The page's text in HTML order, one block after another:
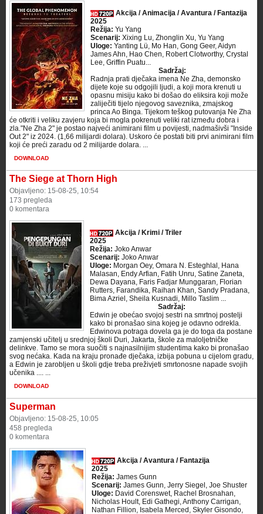
Akcija / Animacija / Avantura / Fantazija
2025
Režija: Yu Yang
Scenarij: Xixing Lu, Zhonglin Xu, Yu Yang
Uloge: Yanting Lü, Mo Han, Gong Geer, Aidyn
James Ahn, Hao Chen, Robert Clotworthy, Crystal
Lee, Griffin Puatu...
Sadržaj:
Radnja prati dječaka imena Ne Zha, demonsko
dijete koje su odgojili ljudi, a koji mora krenuti u
opasnu misiju kako bi došao do eliksira koji može
zaliječiti tijelo njegovog saveznika, zmajskog
princa Ao Binga. Tijekom teškog putovanja Ne Zha
će otkriti i veliku zavjeru koja bi mogla pokrenuti veliki rat između dobra i
zla."Ne Zha 2" je postao najveći animirani film u povijesti, nadmašivši "Inside
Out 2" iz 2024. (1,66 milijardi dolara). Uskoro će postati biti prvi animirani film
koji će preći zaradu od 2 milijarde dolara. ...
DOWNLOAD
The Siege at Thorn High
Objavljeno: 15-08-25, 10:54
173 pregleda
0 komentara
Akcija / Krimi / Triler
2025
Režija: Joko Anwar
Scenarij: Joko Anwar
Uloge: Morgan Oey, Omara N. Esteghlal, Hana
Malasan, Endy Arfian, Fatih Unru, Satine Zaneta,
Dewa Dayana, Faris Fadjar Munggaran, Florian
Rutters, Farandika, Raihan Khan, Sandy Pradana,
Bima Azriel, Sheila Kusnadi, Millo Taslim ...
Sadržaj:
Edwin je obećao svojoj sestri na smrtnoj postelji
kako bi pronašao sina kojeg je odavno odrekla.
Edwinova potraga dovela ga je do toga da postane
zamjenski učitelj u srednjoj školi Duri, Jakarta, škole za maloljetničke
delinkve. Tamo se mora suočiti s najnasilnijim studentima kako bi pronašao
svog nećaka. Kada na kraju pronađe dječaka, izbija pobuna u cijelom gradu,
a Edwin je zarobljen u školi gdje treba preživjeti smrtonosne napade svojih
učenika .... ...
DOWNLOAD
Superman
Objavljeno: 15-08-25, 10:05
458 pregleda
0 komentara
Akcija / Avantura / Fantazija
2025
Režija: James Gunn
Scenarij: James Gunn, Jerry Siegel, Joe Shuster
Uloge: David Corenswet, Rachel Brosnahan,
Nicholas Hoult, Edi Gathegi, Anthony Carrigan,
Nathan Fillion, Isabela Merced, Skyler Gisondo,